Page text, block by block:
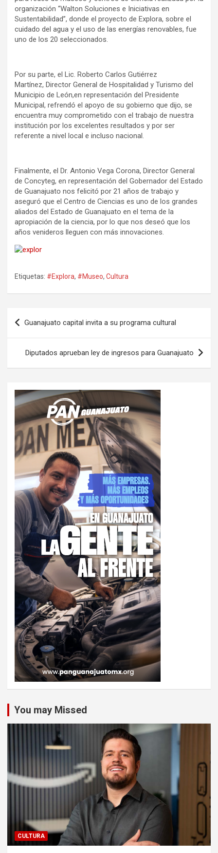
organización “Walton Soluciones e Iniciativas en
Sustentabilidad”, donde el proyecto de Explora, sobre el
cuidado del agua y el uso de las energías renovables, fue
uno de los 20 seleccionados.
Por su parte, el Lic. Roberto Carlos Gutiérrez
Martínez, Director General de Hospitalidad y Turismo del
Municipio de León,en representación del Presidente
Municipal, refrendó el apoyo de su gobierno que dijo, se
encuentra muy comprometido con el trabajo de nuestra
institución por los excelentes resultados y por ser
referente a nivel local e incluso nacional.
Finalmente, el Dr. Antonio Vega Corona, Director General
de Concyteg, en representación del Gobernador del Estado
de Guanajuato nos felicitó por 21 años de trabajo y
aseguró que el Centro de Ciencias es uno de los grandes
aliados del Estado de Guanajuato en el tema de la
apropiación de la ciencia, por lo que nos deseó que los
años venideros lleguen con más innovaciones.
Etiquetas: #Explora, #Museo, Cultura
Navegación
de
entradas
Guanajuato capital invita a su programa cultural
Diputados aprueban ley de ingresos para Guanajuato
You may Missed
CULTURA